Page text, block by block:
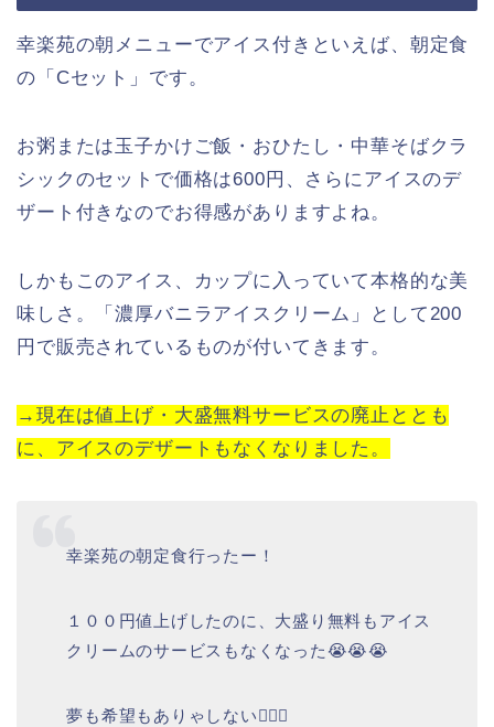
幸楽苑の朝メニューでアイス付きといえば、朝定食
の「Cセット」です。
お粥または玉子かけご飯・おひたし・中華そばクラ
シックのセットで価格は600円、さらにアイスのデ
ザート付きなのでお得感がありますよね。
しかもこのアイス、カップに入っていて本格的な美
味しさ。「濃厚バニラアイスクリーム」として200
円で販売されているものが付いてきます。
→現在は値上げ・大盛無料サービスの廃止ととも
に、アイスのデザートもなくなりました。
幸楽苑の朝定食行ったー！
１００円値上げしたのに、大盛り無料もアイス
クリームのサービスもなくなった😭😭😭
夢も希望もありゃしない🤦🏻‍♂️